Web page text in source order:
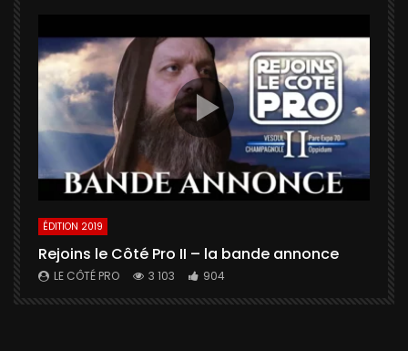
ÉDITION 2019
Rejoins le Côté Pro II – la bande annonce
LE CÔTÉ PRO 3 103 904